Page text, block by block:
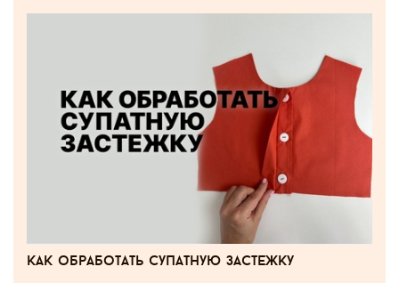
как обработать супатную застежку